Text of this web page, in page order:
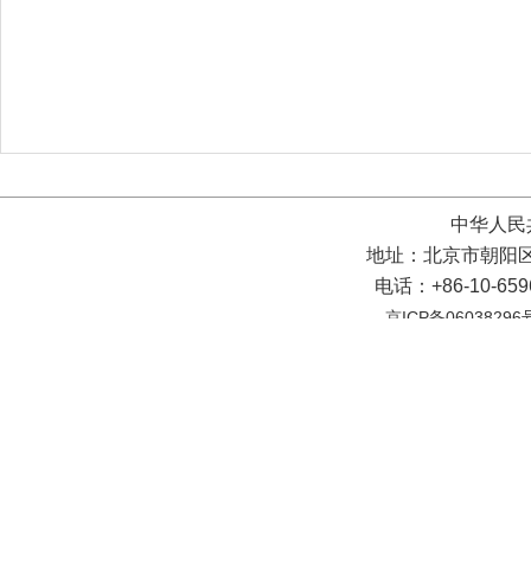
中华人
地址：北京市朝阳
电话：+86-10-
京ICP备06038296